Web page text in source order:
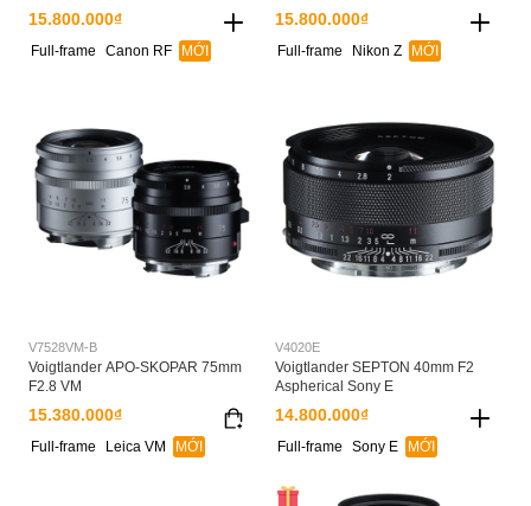
15.800.000₫
Full-frame Canon RF MỚI
15.800.000₫
Full-frame Nikon Z MỚI
V7528VM-B
Voigtlander APO-SKOPAR 75mm
F2.8 VM
15.380.000₫
Full-frame Leica VM MỚI
V4020E
Voigtlander SEPTON 40mm F2
Aspherical Sony E
14.800.000₫
Full-frame Sony E MỚI